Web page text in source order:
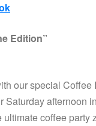
Edition”
our special Coffee
Saturday afternoon
ultimate coffee